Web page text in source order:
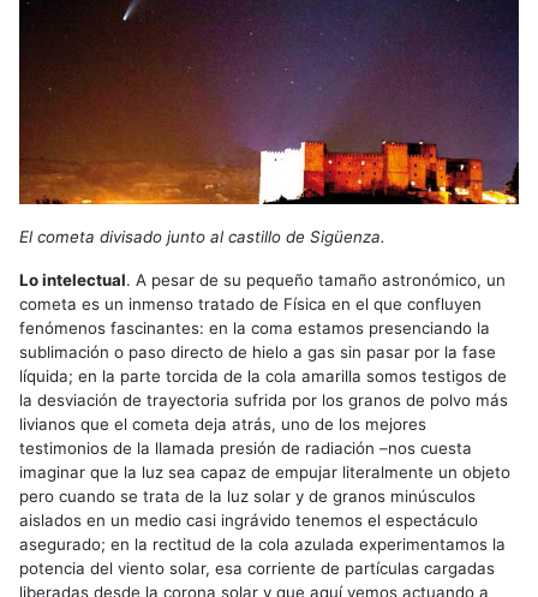
El cometa divisado junto al castillo de Sigüenza.
Lo intelectual. A pesar de su pequeño tamaño astronómico, un
cometa es un inmenso tratado de Física en el que confluyen
fenómenos fascinantes: en la coma estamos presenciando la
sublimación o paso directo de hielo a gas sin pasar por la fase
líquida; en la parte torcida de la cola amarilla somos testigos de
la desviación de trayectoria sufrida por los granos de polvo más
livianos que el cometa deja atrás, uno de los mejores
testimonios de la llamada presión de radiación –nos cuesta
imaginar que la luz sea capaz de empujar literalmente un objeto
pero cuando se trata de la luz solar y de granos minúsculos
aislados en un medio casi ingrávido tenemos el espectáculo
asegurado; en la rectitud de la cola azulada experimentamos la
potencia del viento solar, esa corriente de partículas cargadas
liberadas desde la corona solar y que aquí vemos actuando a